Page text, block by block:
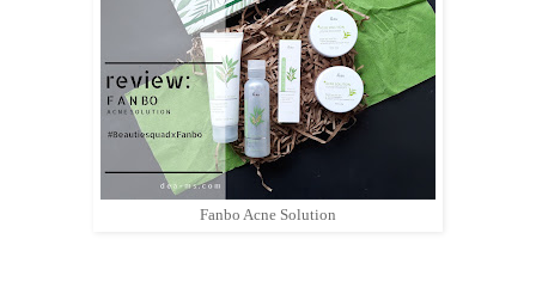
Fanbo Acne Solution